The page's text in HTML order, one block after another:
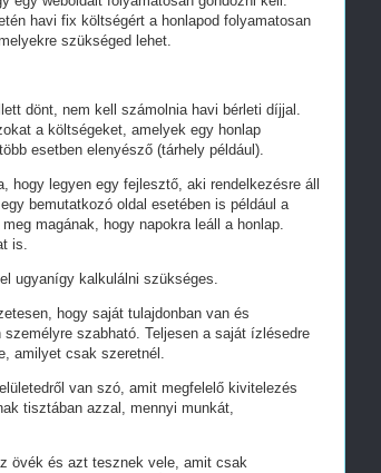
havi fix költségért a honlapod folyamatosan
szükséged lehet.
dönt, nem kell számolnia havi bérleti díjjal.
a költségeket, amelyek egy honlap
esetben elenyésző (tárhely például).
hogy legyen egy fejlesztő, aki rendelkezésre áll
bemutatkozó oldal esetében is például a
magának, hogy napokra leáll a honlap.
is.
ugyanígy kalkulálni szükséges.
hogy saját tulajdonban van és
szabható. Teljesen a saját ízlésedre
amilyet csak szeretnél.
van szó, amit megfelelő kivitelezés
tisztában azzal, mennyi munkát,
övék és azt tesznek vele, amit csak